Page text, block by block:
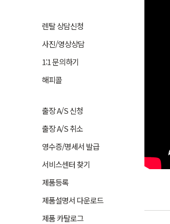
렌탈 상담신청
사진/영상상담
1:1 문의하기
해피콜
출장 A/S 신청
출장 A/S 취소
영수증/명세서 발급
서비스센터 찾기
제품등록
제품설명서 다운로드
제품 카탈로그